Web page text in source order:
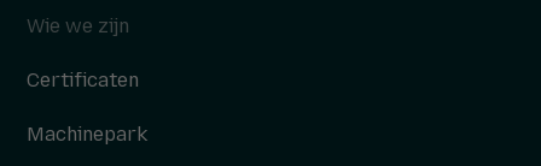
Wie we zijn
Certificaten
Machinepark